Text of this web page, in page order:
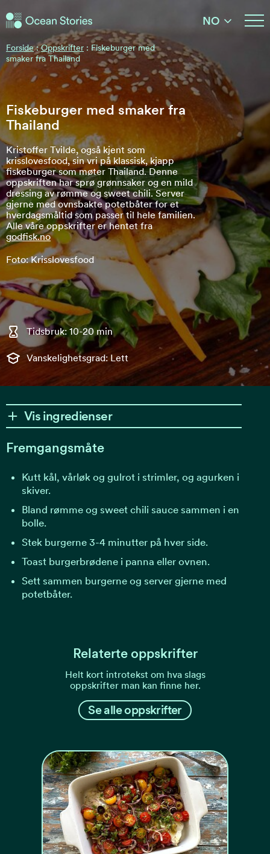
Ocean Stories
Ocean Stories
NO
Forside:Oppskrifter : Fiskeburger med
smaker fra Thailand
Fiskeburger med smaker fra
Thailand
Kristoffer Tvilde, også kjent som
krisslovesfood, sin vri på klassisk, kjapp
fiskeburger som møter Thailand. Denne
oppskriften har sprø grønnsaker og en mild
dressing av rømme og sweet chili. Server
gjerne med ovnsbakte potetbåter for et
hverdagsmåltid som passer til hele familien.
Alle våre oppskrifter er hentet fra
godfisk.no
Foto: Krisslovesfood
Tidsbruk: 10-20 min
Vanskelighetsgrad: Lett
Vis ingredienser
Fremgangsmåte
Kutt kål, vårløk og gulrot i strimler, og agurken i
skiver.
Bland rømme og sweet chili sauce sammen i en
bolle.
Stek burgerne 3-4 minutter på hver side.
Toast burgerbrødene i panna eller ovnen.
Sett sammen burgerne og server gjerne med
potetbåter.
Relaterte oppskrifter
Helt kort introtekst om hva slags
oppskrifter man kan finne her.
Se alle oppskrifter